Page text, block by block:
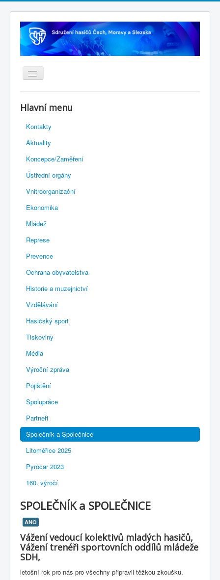
Rejstřík sportu
Novelizace Stanov SH ČMS
Plán činnosti 2026
Kalendář akcí
Výhody pro členy
Portál REDENOX
Hlavní menu
Kontakty
Aktuality
Koncepce/Zaměření
Ústřední orgány
Vnitroorganizační
Ekonomika
Mládež
Represe
Prevence
Ochrana obyvatelstva
Historie a muzejnictví
Vzdělávání
Hasičský sport
Tiskoviny
Média
Výroční zpráva
Pojištění
Spolupráce
Partneři
Společník a Společnice
Litoměřice 2025
Pyrocar 2023
160. výročí
SPOLEČNÍK a SPOLEČNICE
ANO
Vážení vedoucí kolektivů mladých hasičů,
Vážení trenéři sportovních oddílů mládeže
SDH,
letošní rok pro nás pro všechny připravil těžkou zkoušku.